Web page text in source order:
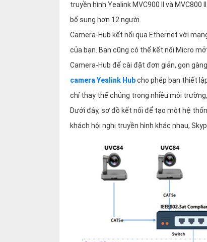
truyền hình Yealink MVC900 II và
bổ sung hơn 12 người.
Camera-Hub kết nối qua Ethernet với
của bạn. Bạn cũng có thể kết nối Micro
Camera-Hub để cài đặt đơn giản, gọn gàng.
camera Yealink Hubcho phép bạn thiết
chí thay thế chúng trong nhiều môi trường,
Dưới đây, sơ đồ kết nối để tạo một hệ
khách hội nghị truyền hình khác nhau,